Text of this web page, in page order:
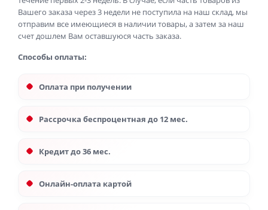
Вашего заказа через 3 недели не поступила на наш склад, мы
отправим все имеющиеся в наличии товары, а затем за наш
счет дошлем Вам оставшуюся часть заказа.
Способы оплаты:
Оплата при получении
Рассрочка беспроцентная до 12 мес.
Кредит до 36 мес.
Онлайн-оплата картой